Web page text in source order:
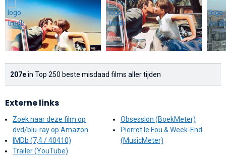
207ein Top 250 beste misdaad films aller tijden
Externe links
Zoek naar deze film op
dvd/blu-ray op Amazon
IMDb (7,4 / 40410)
Trailer (YouTube)
Obsession (BoekMeter)
Pierrot le Fou & Week-End
(MusicMeter)